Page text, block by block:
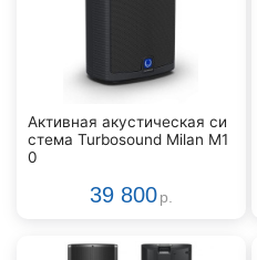
Активная акустическая си
стема Turbosound Milan M1
0
39 800 р.